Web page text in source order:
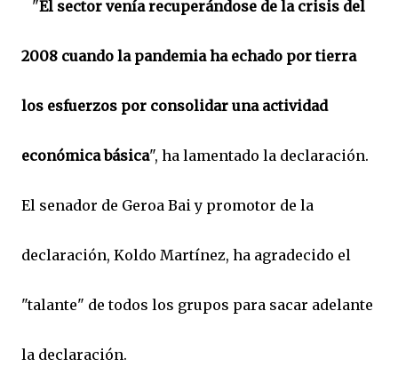
"El sector venía recuperándose de la crisis del
2008 cuando la pandemia ha echado por tierra
los esfuerzos por consolidar una actividad
económica básica", ha lamentado la declaración.
El senador de Geroa Bai y promotor de la
declaración, Koldo Martínez, ha agradecido el
"talante" de todos los grupos para sacar adelante
la declaración.